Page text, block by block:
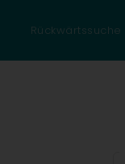
Rückwärtssuche